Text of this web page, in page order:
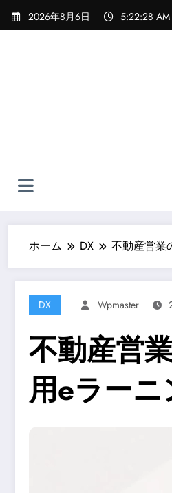
プ
2026年8月6日 5:22:29 AM
ホーム DX 不動産営業
DX Wpmaster
不動産営
用eラー